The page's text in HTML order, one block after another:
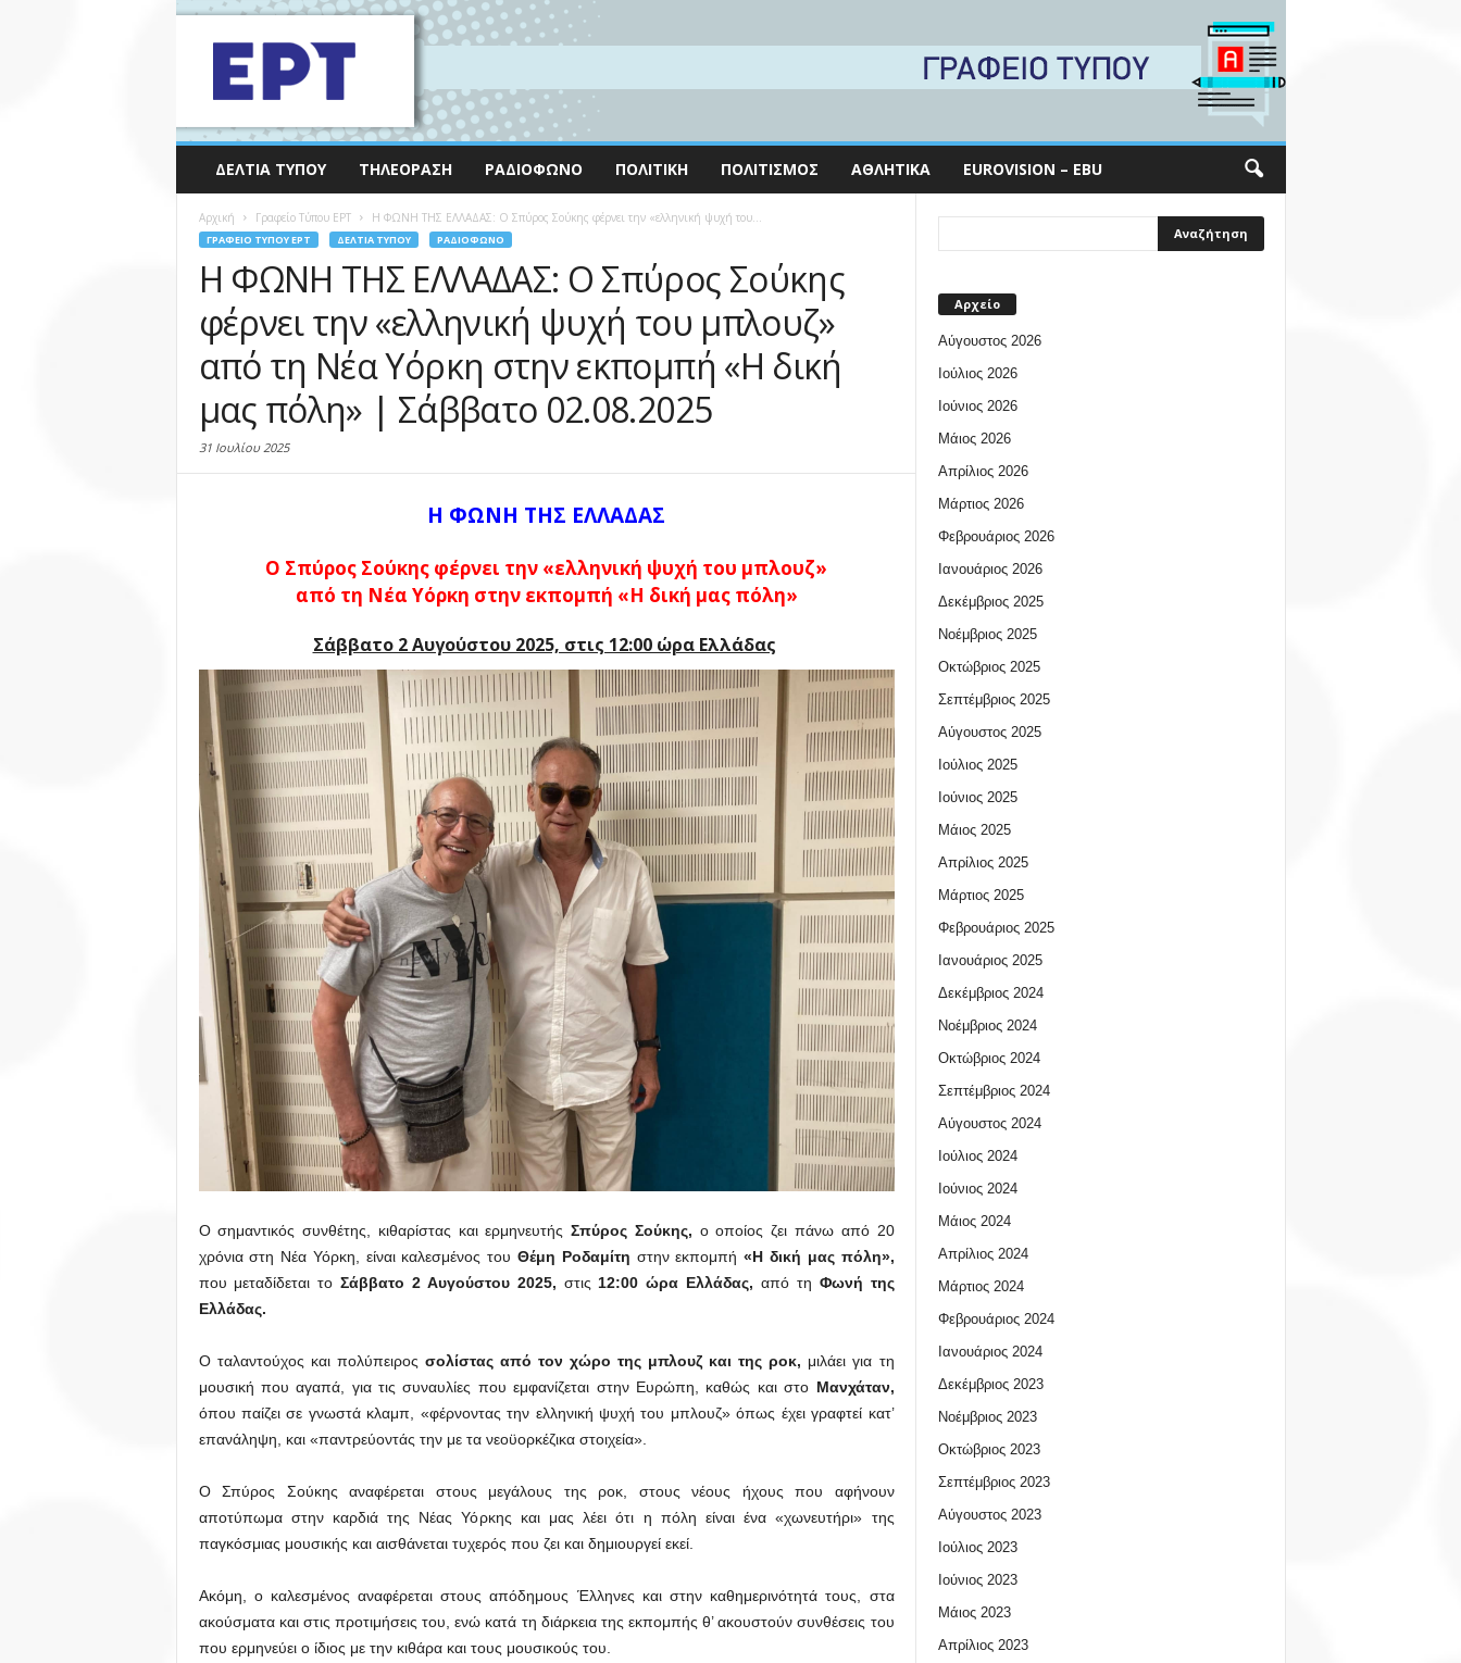
ΔΕΛΤΊΑ ΤΎΠΟΥ ΤΗΛΕΌΡΑΣΗ ΡΑΔΙΌΦΩΝΟ ΠΟΛΙΤΙΚΉ ΠΟΛΙΤΙΣΜΌΣ ΑΘΛΗΤΙΚΆ EUROVISION – EBU
Αρχική Γραφείο Τύπου ΕΡΤ Η ΦΩΝΗ ΤΗΣ ΕΛΛΑΔΑΣ: Ο Σπύρος Σούκης φέρνει την «ελληνική ψυχή του...
ΓΡΑΦΕΊΟ ΤΎΠΟΥ ΕΡΤ ΔΕΛΤΊΑ ΤΎΠΟΥ ΡΑΔΙΌΦΩΝΟ
Η ΦΩΝΗ ΤΗΣ ΕΛΛΑΔΑΣ: Ο Σπύρος Σούκης
φέρνει την «ελληνική ψυχή του μπλουζ»
από τη Νέα Υόρκη στην εκπομπή «Η δική
μας πόλη» | Σάββατο 02.08.2025
31 Ιουλίου 2025
Η ΦΩΝΗ ΤΗΣ ΕΛΛΑΔΑΣ
Ο Σπύρος Σούκης φέρνει την «ελληνική ψυχή του μπλουζ»
από τη Νέα Υόρκη στην εκπομπή «Η δική μας πόλη»
Σάββατο 2 Αυγούστου 2025, στις 12:00 ώρα Ελλάδας
Ο σημαντικός συνθέτης, κιθαρίστας και ερμηνευτήςΣπύρος Σούκης, ο οποίος ζει πάνω από 20
χρόνια στη Νέα Υόρκη, είναι καλεσμένος του Θέμη Ροδαμίτη στην εκπομπή«Η δική μας πόλη»,
που μεταδίδεται τοΣάββατο 2 Αυγούστου 2025, στις 12:00 ώρα Ελλάδας, από τη Φωνή της
Ελλάδας.
Ο ταλαντούχος και πολύπειρος σολίστας από τον χώρο της μπλουζ και της ροκ, μιλάει για τη
μουσική που αγαπά, για τις συναυλίες που εμφανίζεται στην Ευρώπη, καθώς και στο Μανχάταν,
όπου παίζει σε γνωστά κλαμπ, «φέρνοντας την ελληνική ψυχή του μπλουζ» όπως έχει γραφτεί κατ’
επανάληψη, και «παντρεύοντάς την με τα νεοϋορκέζικα στοιχεία».
Ο Σπύρος Σούκης αναφέρεται στους μεγάλους της ροκ, στους νέους ήχους που αφήνουν
αποτύπωμα στην καρδιά της Νέας Υόρκης και μας λέει ότι η πόλη είναι ένα «χωνευτήρι» της
παγκόσμιας μουσικής και αισθάνεται τυχερός που ζει και δημιουργεί εκεί.
Ακόμη, ο καλεσμένος αναφέρεται στους απόδημους Έλληνες και στην καθημερινότητά τους, στα
ακούσματα και στις προτιμήσεις του, ενώ κατά τη διάρκεια της εκπομπής θ’ ακουστούν συνθέσεις του
που ερμηνεύει ο ίδιος με την κιθάρα και τους μουσικούς του.
Αρχείο
Αύγουστος 2026
Ιούλιος 2026
Ιούνιος 2026
Μάιος 2026
Απρίλιος 2026
Μάρτιος 2026
Φεβρουάριος 2026
Ιανουάριος 2026
Δεκέμβριος 2025
Νοέμβριος 2025
Οκτώβριος 2025
Σεπτέμβριος 2025
Αύγουστος 2025
Ιούλιος 2025
Ιούνιος 2025
Μάιος 2025
Απρίλιος 2025
Μάρτιος 2025
Φεβρουάριος 2025
Ιανουάριος 2025
Δεκέμβριος 2024
Νοέμβριος 2024
Οκτώβριος 2024
Σεπτέμβριος 2024
Αύγουστος 2024
Ιούλιος 2024
Ιούνιος 2024
Μάιος 2024
Απρίλιος 2024
Μάρτιος 2024
Φεβρουάριος 2024
Ιανουάριος 2024
Δεκέμβριος 2023
Νοέμβριος 2023
Οκτώβριος 2023
Σεπτέμβριος 2023
Αύγουστος 2023
Ιούλιος 2023
Ιούνιος 2023
Μάιος 2023
Απρίλιος 2023